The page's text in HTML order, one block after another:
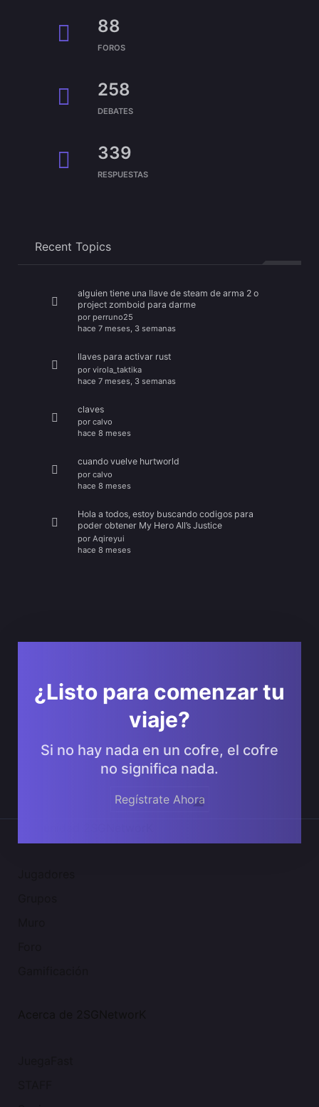
88
FOROS
258
DEBATES
339
RESPUESTAS
Recent Topics
alguien tiene una llave de steam de arma 2 o
project zomboid para darme
por perruno25
hace 7 meses, 3 semanas
llaves para activar rust
por virola_taktika
hace 7 meses, 3 semanas
claves
por calvo
hace 8 meses
cuando vuelve hurtworld
por calvo
hace 8 meses
Hola a todos, estoy buscando codigos para
poder obtener My Hero All’s Justice
por Aqireyui
hace 8 meses
¿Listo para comenzar tu
viaje?
Si no hay nada en un cofre, el cofre
no significa nada.
Regístrate Ahora